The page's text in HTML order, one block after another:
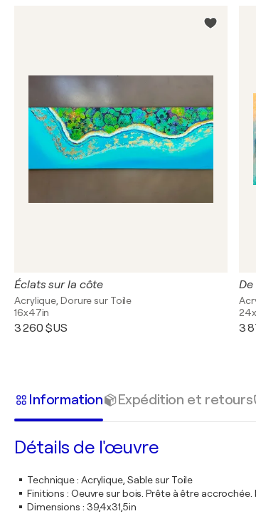
Éclats sur la côte
Acrylique, Dorure sur Toile
16x47in
3 260 $US
De
3
Information Expédition et retours
Détails de l'œuvre
Technique: Acrylique, Sable sur Toile
Finitions : Oeuvre sur bois. Prête à être
Dimensions : 39,4x31,5in